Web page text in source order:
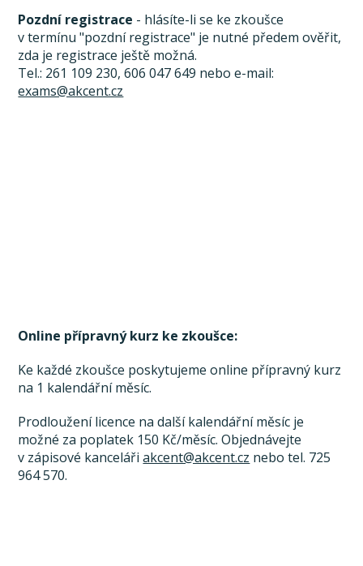
Pozdní registrace - hlásíte-li se ke zkoušce
v termínu "pozdní registrace" je nutné předem ověřit,
zda je registrace ještě možná.
Tel.: 261 109 230, 606 047 649 nebo e-mail:
exams@akcent.cz
Online přípravný kurz ke zkoušce:
Ke každé zkoušce poskytujeme online přípravný kurz
na 1 kalendářní měsíc.
Prodloužení licence na další kalendářní měsíc je
možné za poplatek 150 Kč/měsíc. Objednávejte
v zápisové kancelářiakcent@akcent.cz nebo tel. 725
964 570.